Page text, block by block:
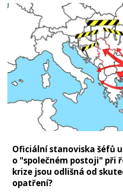
Oficiální stanoviska šéfů
o "společném postoji" při
krize jsou odlišná od
opatření?